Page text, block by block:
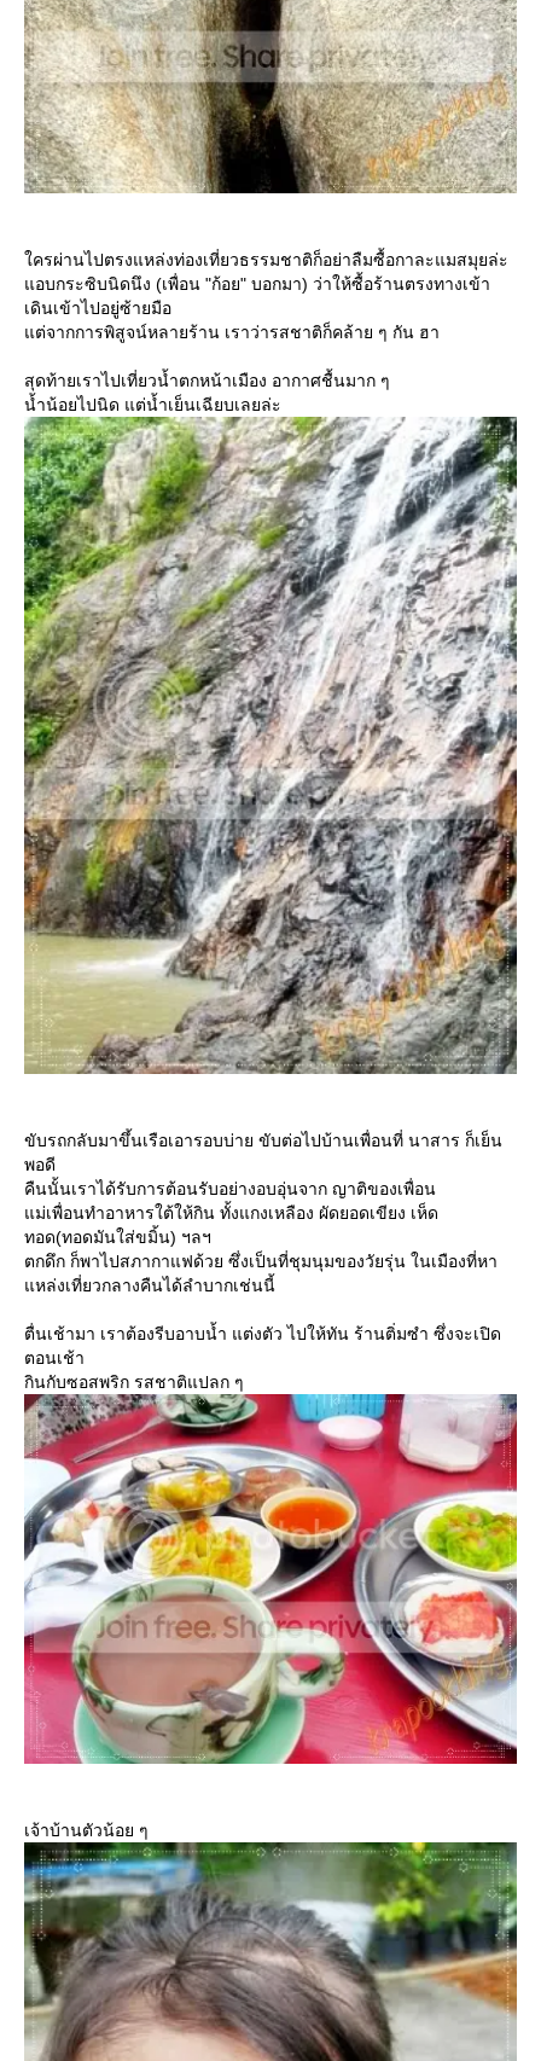
ครผ่านไปตรงแหล่งท่องเที่ยวธรรมชาติก็อย่าลืมซื้อกาละแมสมุยล่ะ
อบกระซิบนิดนึง (เพื่อน "ก้อย" บอกมา) ว่าให้ซื้อร้านตรงทางเข้า
เดินเข้าไปอยู่ซ้ายมือ
ต่จากการพิสูจน์หลายร้าน เราว่ารสชาติก็คล้าย ๆ กัน ฮา
สุดท้ายเราไปเที่ยวน้ำตกหน้าเมือง อากาศชื้นมาก ๆ
น้ำน้อยไปนิด แต่น้ำเย็นเฉียบเลยล่ะ
ขับรถกลับมาขึ้นเรือเอารอบบ่าย ขับต่อไปบ้านเพื่อนที่ นาสาร ก็เย็น
พอดี
คืนนั้นเราได้รับการต้อนรับอย่างอบอุ่นจาก ญาติของเพื่อน
ม่เพื่อนทำอาหารใต้ให้กิน ทั้งแกงเหลือง ผัดยอดเขียง เห็ด
ทอด(ทอดมันใส่ขมิ้น) ฯลฯ
ตกดึก ก็พาไปสภากาแฟด้วย ซึ่งเป็นที่ชุมนุมของวัยรุ่น ในเมืองที่หา
หล่งเที่ยวกลางคืนได้ลำบากเช่นนี้
ตื่นเช้ามา เราต้องรีบอาบน้ำ แต่งตัว ไปให้ทัน ร้านติ่มซำ ซึ่งจะเปิด
ตอนเช้า
กินกับซอสพริก รสชาติแปลก ๆ
เจ้าบ้านตัวน้อย ๆ